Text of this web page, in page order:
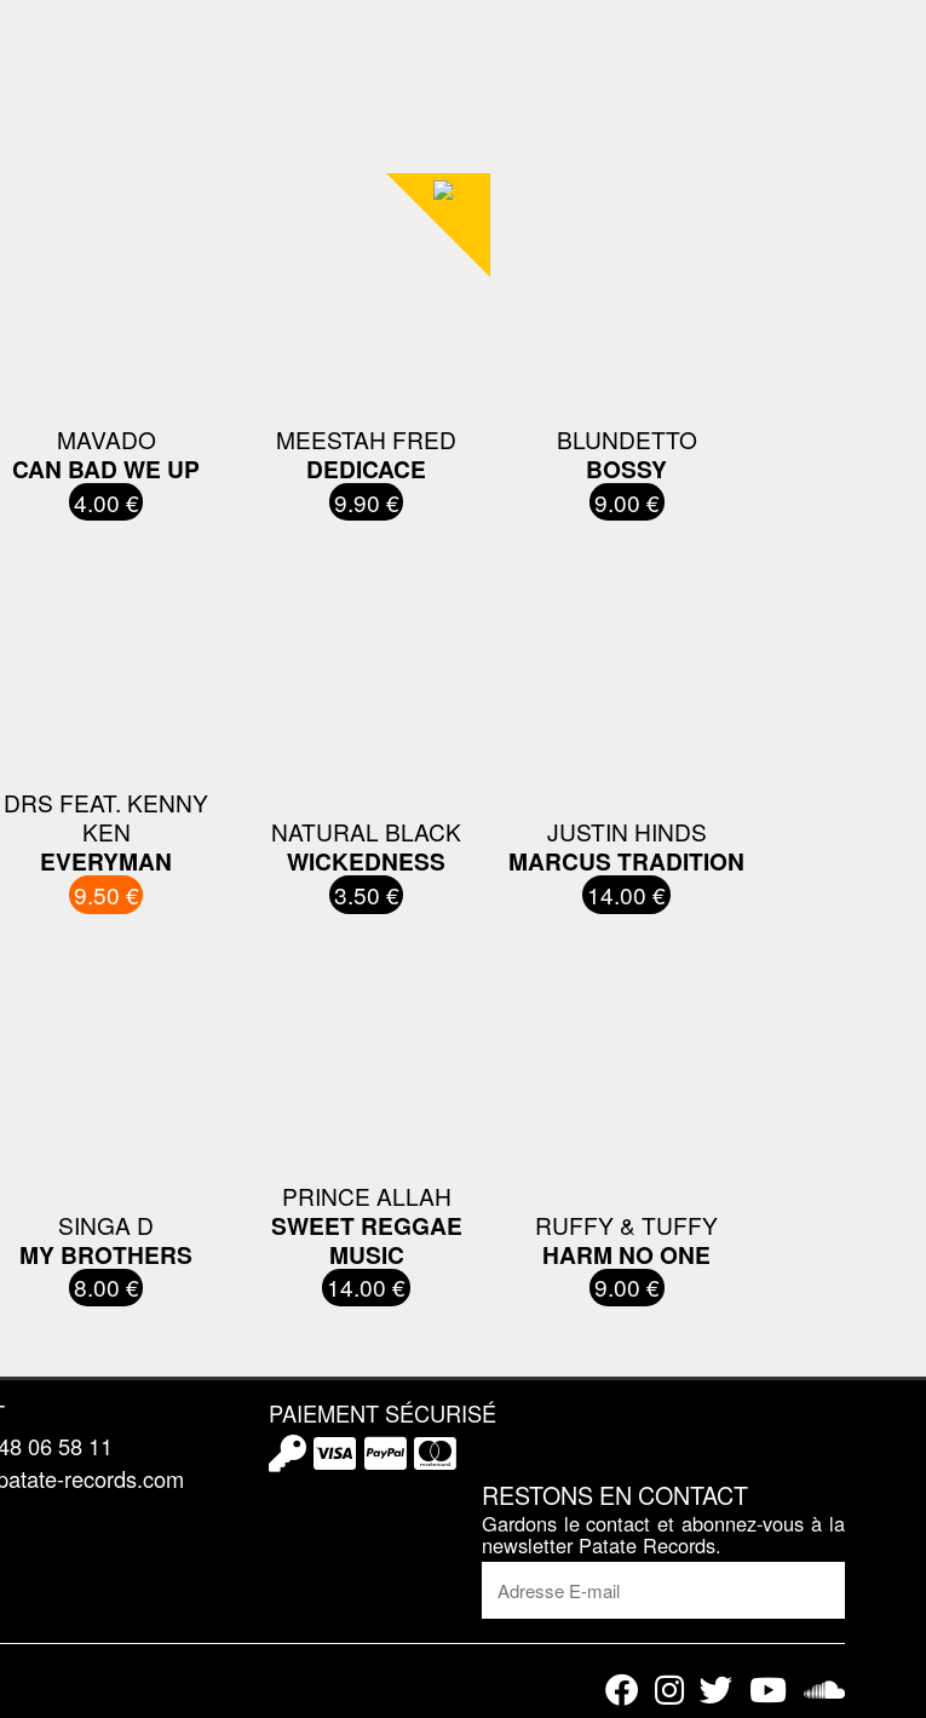
MAVADO
CAN BAD WE UP
4.00 €
MEESTAH FRED
DEDICACE
9.90 €
BLUNDETTO
BOSSY
9.00 €
DRS FEAT. KENNY
KEN
EVERYMAN
9.50 €
NATURAL BLACK
WICKEDNESS
3.50 €
JUSTIN HINDS
MARCUS TRADITION
14.00 €
SINGA D
MY BROTHERS
8.00 €
PRINCE ALLAH
SWEET REGGAE
MUSIC
14.00 €
RUFFY & TUFFY
HARM NO ONE
9.00 €
06 58 11
records.com
PAIEMENT SÉCURISÉ
RESTONS EN CONTACT
Gardons le contact et abonnez-vous à la
newsletter Patate Records.